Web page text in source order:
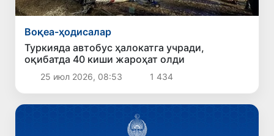
Воқеа-ҳодисалар
Туркияда автобус ҳалокатга учради,
оқибатда 40 киши жароҳат олди
25 июл 2026, 08:53 1 434